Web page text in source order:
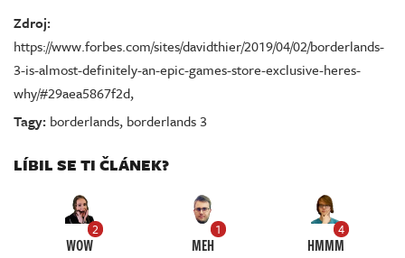
Zdroj:
https://www.forbes.com/sites/davidthier/2019/04/02/borderlands-
3-is-almost-definitely-an-epic-games-store-exclusive-heres-
why/#29aea5867f2d,
Tagy: borderlands, borderlands 3
LÍBIL SE TI ČLÁNEK?
2
WOW
1
MEH
4
HMMM